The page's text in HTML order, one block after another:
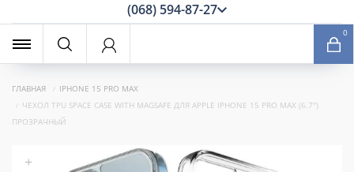
(068) 594-87-27
0
ГЛАВНАЯ
IPHONE 15 PRO MAX
ЧЕХОЛ TPU SPACE CASE WITH MAGSAFE ДЛЯ APPLE IPHONE 15 PRO MAX (6.7")
ПРОЗРАЧНЫЙ
+